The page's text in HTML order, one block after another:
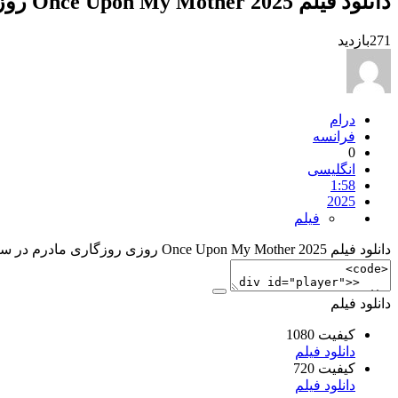
271بازدید
درام
فرانسه
0
انگلیسی
1:58
2025
فیلم
دانلود فیلم Once Upon My Mother 2025 روزی روزگاری مادرم در سایت شما
دانلود فیلم
کیفیت 1080
دانلود فیلم
کیفیت 720
دانلود فیلم